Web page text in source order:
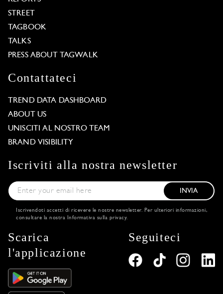
STREET
TAGBOOK
TALKS
PRESS ABOUT TAGWALK
Contattateci
TREND DATA DASHBOARD
ABOUT US
UNISCITI AL NOSTRO TEAM
BRAND VISIBILITY
Iscriviti alla nostra newsletter
INVIA
Iscrivendoti accetti di ricevere le nostre newsletter. Per ulteriori informazioni,
consultare la nostra
Informativa sulla privacy.
Scarica
l'applicazione
Seguiteci